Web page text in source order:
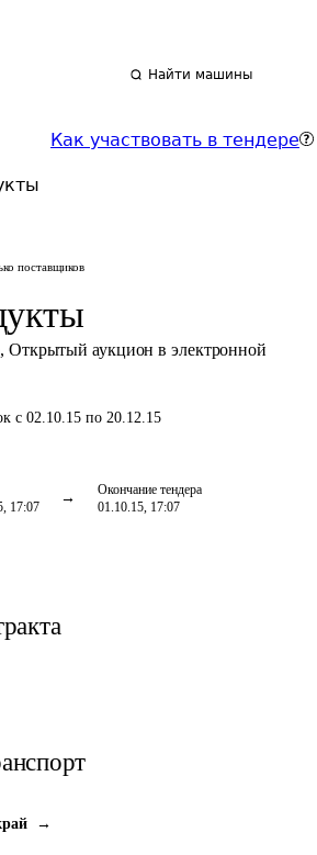
Найти машины
Как участвовать в тендере
поставщиков
, Открытый аукцион в электронной
с 02.10.15 по 20.12.15
17:07
Окончание тендера
01.10.15, 17:07
→